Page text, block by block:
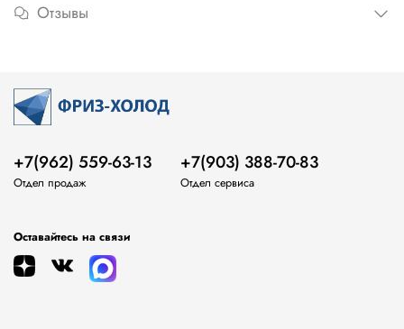
Отзывы
+7(962) 559-63-13
Отдел продаж
+7(903) 388-70-83
Отдел сервиса
Оставайтесь на связи